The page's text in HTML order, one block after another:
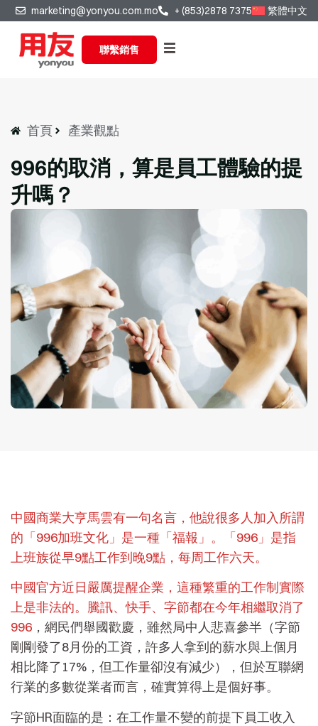
marketing@yonyou.com.mo + (853)2878 7375 繁體中文
聯繫銷售
首頁 產業觀點
996的取消，算是員工體驗的提
升嗎？
中國商業大亨馬雲有一句名言，他說很多人加入所謂
的「996加班文化」是一種「福報」。「996」是指
上班族從早9點工作到晚9點，每周工作六天。
中國官方近日嚴厲提醒企業，這種繁重的工作制實際
上是非法的。騰訊、快手、字節都在今年相繼取消了
996 ，網民們舉國歡慶，雖然局中人悲喜參半（字節
剛剛發了8月份的工資，許多人拿到的薪水與上個月
相比降了17%，但工作量卻沒有減少），但於互聯網
行業的多數從業者而言，確實算得上是個好事。
字節HR面臨的是：在工作量不變的前提下員工收入